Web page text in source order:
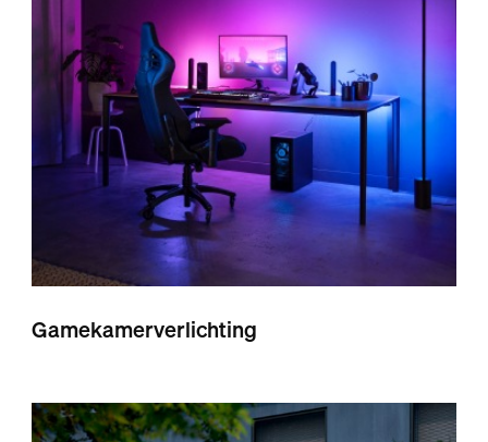
Gamekamerverlichting